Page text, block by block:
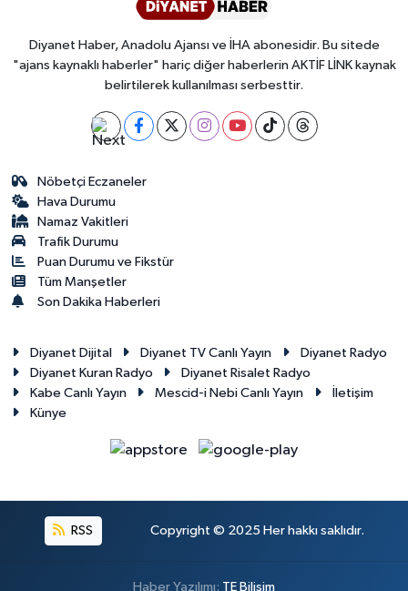
Diyanet Haber, Anadolu Ajansı ve İHA abonesidir. Bu sitede
"ajans kaynaklı haberler" hariç diğer haberlerin AKTİF LİNK kaynak
belirtilerek kullanılması serbesttir.
Nöbetçi Eczaneler
Hava Durumu
Namaz Vakitleri
Trafik Durumu
Puan Durumu ve Fikstür
Tüm Manşetler
Son Dakika Haberleri
Diyanet Dijital Diyanet TV Canlı Yayın
Diyanet Radyo
Diyanet Kuran Radyo
Diyanet Risalet Radyo
Kabe Canlı Yayın
Mescid-i Nebi Canlı Yayın
İletişim
Künye
RSS Copyright © 2025 Her hakkı saklıdır.
Haber Yazılımı: TE Bilişim